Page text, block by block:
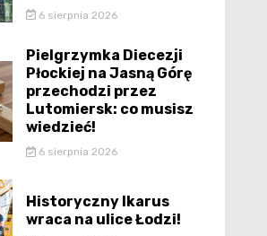
6 sierpnia 2026
Pielgrzymka Diecezji
Płockiej na Jasną Górę
przechodzi przez
Lutomiersk: co musisz
wiedzieć!
6 sierpnia 2026
Historyczny Ikarus
wraca na ulice Łodzi!